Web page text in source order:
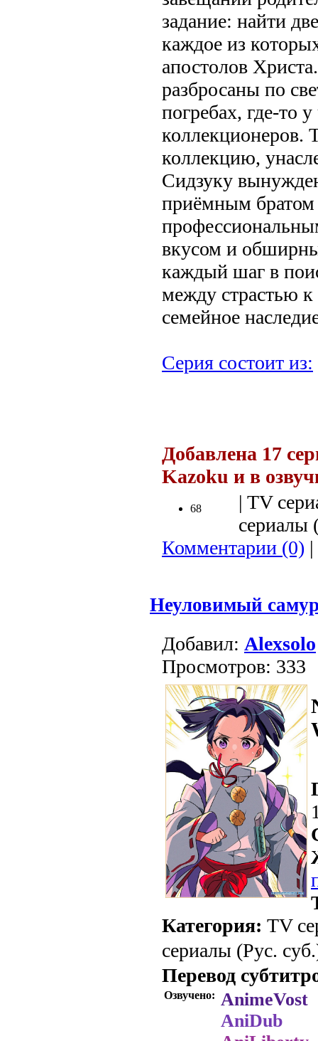
задание: найти
каждое из
апостолов
разбросаны по
погребах, где‐то
коллекционеров.
коллекцию,
Сидзуку
приёмным
вкусом и
каждый шаг в
между страстью
семейное
Серия состоит из:
Добавлена 17
Kazoku и в
68
| TV
сериалы
Комментарии (0) |
Неуловимый
Добавил: Alexsolo
Просмотров: 333
Категория: TV
сериалы (Рус.
Перевод
Озвучено: AnimeVost
AniDub